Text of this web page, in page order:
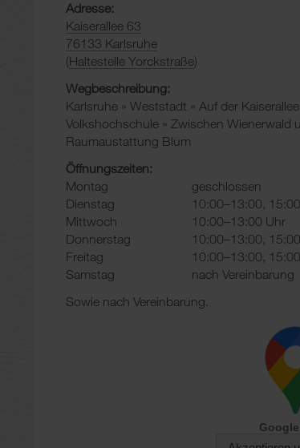
Adresse:
Kaiserallee 63
76133 Karlsruhe
(Haltestelle Yorckstraße)
Wegbeschreibung:
Karlsruhe » Weststadt » Auf der
Volkshochschule » Zwischen Wienerwald
Raumaustattung Blum
Öffnungszeiten:
Montag
geschlossen
Dienstag
10:00–13:00,
Mittwoch
10:00–13:00 Uhr
Donnerstag
10:00–13:00,
Freitag
10:00–13:00,
Samstag
nach Vereinbarung
Sowie nach Vereinbarung.